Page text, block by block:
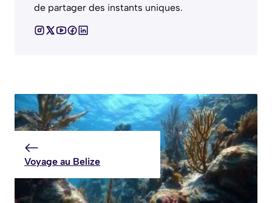
de partager des instants uniques.
Voyage au Belize